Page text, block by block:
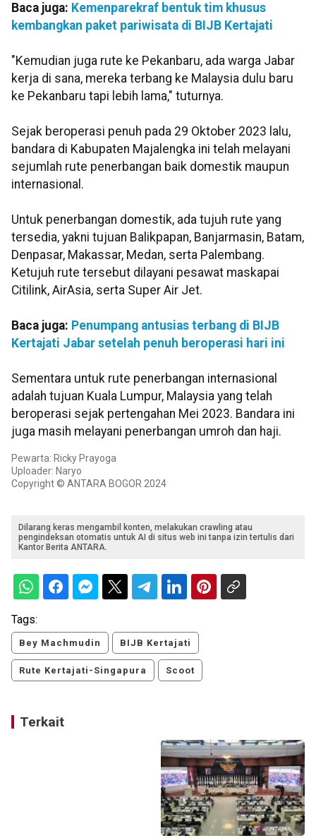
Baca juga: Kemenparekraf bentuk tim khusus
kembangkan paket pariwisata di BIJB Kertajati
"Kemudian juga rute ke Pekanbaru, ada warga Jabar
kerja di sana, mereka terbang ke Malaysia dulu baru
ke Pekanbaru tapi lebih lama," tuturnya.
Sejak beroperasi penuh pada 29 Oktober 2023 lalu,
bandara di Kabupaten Majalengka ini telah melayani
sejumlah rute penerbangan baik domestik maupun
internasional.
Untuk penerbangan domestik, ada tujuh rute yang
tersedia, yakni tujuan Balikpapan, Banjarmasin, Batam,
Denpasar, Makassar, Medan, serta Palembang.
Ketujuh rute tersebut dilayani pesawat maskapai
Citilink, AirAsia, serta Super Air Jet.
Baca juga: Penumpang antusias terbang di BIJB
Kertajati Jabar setelah penuh beroperasi hari ini
Sementara untuk rute penerbangan internasional
adalah tujuan Kuala Lumpur, Malaysia yang telah
beroperasi sejak pertengahan Mei 2023. Bandara ini
juga masih melayani penerbangan umroh dan haji.
Pewarta: Ricky Prayoga
Uploader: Naryo
Copyright © ANTARA BOGOR 2024
Dilarang keras mengambil konten, melakukan crawling atau
pengindeksan otomatis untuk AI di situs web ini tanpa izin tertulis dari
Kantor Berita ANTARA.
Tags:
Bey Machmudin BIJB Kertajati
Rute Kertajati-Singapura Scoot
Terkait